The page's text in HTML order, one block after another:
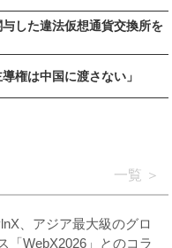
した違法仮想通貨交換所を
権は中国に渡さない」
一覧
、アジア最大級のグロ
「WebX2026」とのコラ